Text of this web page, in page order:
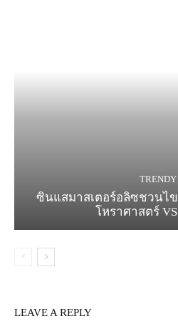
TRENDY
ซินแสมาสเตอร์อลิซชวนไ
โหราศาสตร์
LEAVE A REPLY